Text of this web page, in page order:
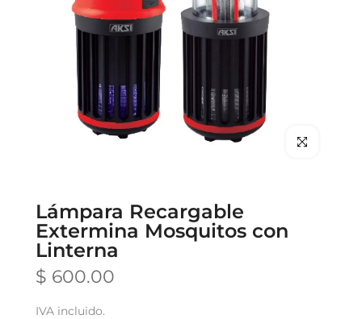
Clic para
Lámpara Recargable
Extermina Mosquitos con
Linterna
$ 600.00
IVA incluido.